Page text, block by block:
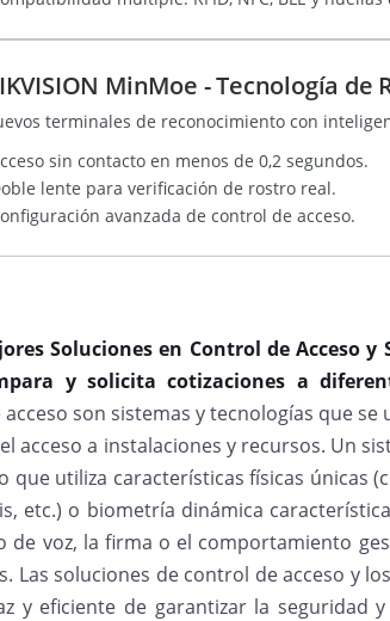
MinMoe - Tecnología de
terminales de reconocimiento con
sin contacto en menos de 0,2 segundos.
lente para verificación de rostro real.
avanzada de control de acceso.
Soluciones en Control de Acceso y
y solicita cotizaciones a
son sistemas y tecnologías que se
acceso a instalaciones y recursos. Un
que utiliza características físicas únicas
etc.) o biometría dinámica
de voz, la firma o el comportamiento
Las soluciones de control de acceso y
y eficiente de garantizar la seguridad